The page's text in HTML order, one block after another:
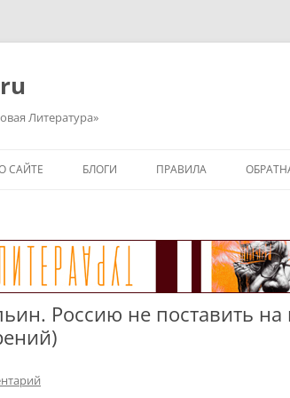
Литература»
САЙТЕ БЛОГИ ПРАВИЛА
Россию не поставить на